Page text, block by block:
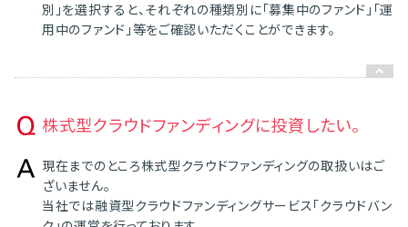
別」を選択すると、それぞれの種類別に「募集中のファンド」「運
用中のファンド」等をご確認いただくことができます。
株式型クラウドファンディングに投資したい。
現在までのところ株式型クラウドファンディングの取扱いはご
ざいません。
当社では融資型クラウドファンディングサービス「クラウドバン